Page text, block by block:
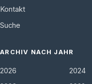
Kontakt
Suche
ARCHIV NACH JAHR
2026
2024